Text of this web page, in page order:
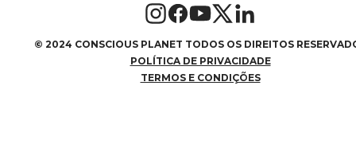
© 2024 CONSCIOUS PLANET TODOS OS DIREITOS
POLÍTICA DE PRIVACIDADE
TERMOS E CONDIÇÕES